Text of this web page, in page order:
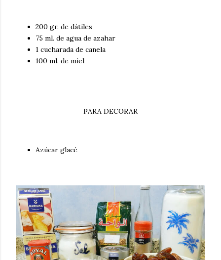
200 gr. de dátiles
75 ml. de agua de azahar
1 cucharada de canela
100 ml. de miel
PARA DECORAR
Azúcar glacé